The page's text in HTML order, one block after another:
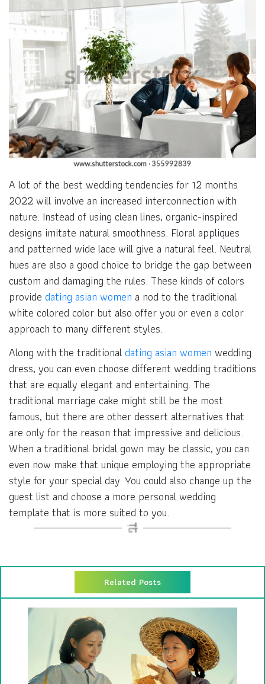
A lot of the best wedding tendencies for 12 months
2022 will involve an increased interconnection with
nature. Instead of using clean lines, organic-inspired
designs imitate natural smoothness. Floral appliques
and patterned wide lace will give a natural feel. Neutral
hues are also a good choice to bridge the gap between
custom and damaging the rules. These kinds of colors
provide dating asian women a nod to the traditional
white colored color but also offer you or even a color
approach to many different styles.
Along with the traditionaldating asian women wedding
dress, you can even choose different wedding traditions
that are equally elegant and entertaining. The
traditional marriage cake might still be the most
famous, but there are other dessert alternatives that
are only for the reason that impressive and delicious.
When a traditional bridal gown may be classic, you can
even now make that unique employing the appropriate
style for your special day. You could also change up the
guest list and choose a more personal wedding
template that is more suited to you.
Related Posts